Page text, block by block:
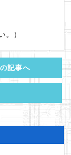
。）
記事へ